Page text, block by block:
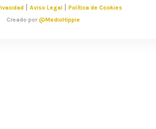
Aviso Legal
Política de Cookies
Creado por@MedioHippie